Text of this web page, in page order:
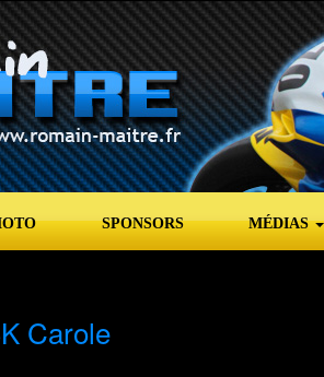
SPONSORS MÉDIAS
Carole